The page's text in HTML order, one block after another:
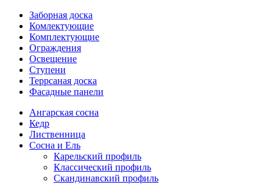
Заборная доска
Комлектующие
Комплектующие
Ограждения
Освещение
Ступени
Террсаная доска
Фасадные панели
Ангарская сосна
Кедр
Лиственница
Сосна и Ель
Карельский профиль
Классический профиль
Скандинавский профиль